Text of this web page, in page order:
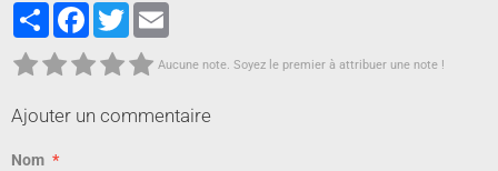
PartagerFacebook
Twitter
Aucune note. Soyez le premier à attribuer une note !
Ajouter un commentaire
Nom